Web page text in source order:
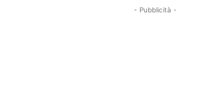
- Pubblicità -